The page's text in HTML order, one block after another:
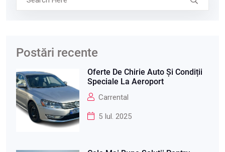
Postări recente
Oferte De Chirie Auto Și Condiții
Speciale La Aeroport
Carrental
5 Iul. 2025